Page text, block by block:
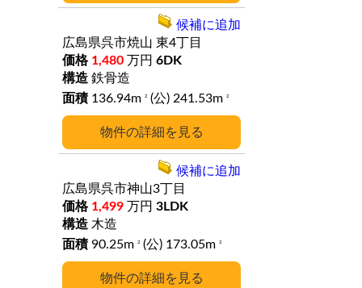
詳細
広島県呉市焼山 東4丁目
1,480 万円 6DK
鉄骨造
136.94m
2 (公) 241.53m 2
候補に追加
詳細
広島県呉市神山3丁目
1,499 万円 3LDK
木造
90.25m
2 (公) 173.05m 2
候補に追加